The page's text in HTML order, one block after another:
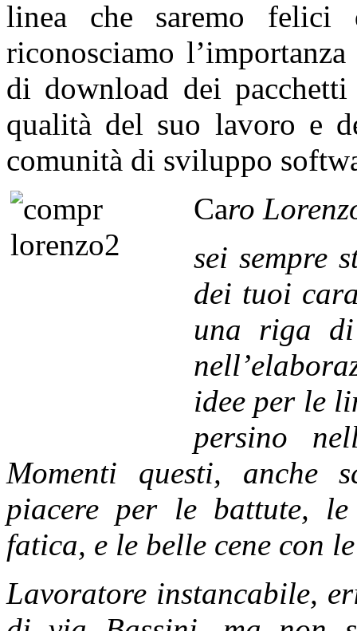
linea che saremo felici
riconosciamo
di download dei
qualità del suo lavoro e
comunità di sviluppo
Caro
sei sempre
dei tuoi
una riga
idee per le
persino
Momenti questi, anche
piacere per le battute,
fatica, e le belle cene con
Lavoratore instancabile,